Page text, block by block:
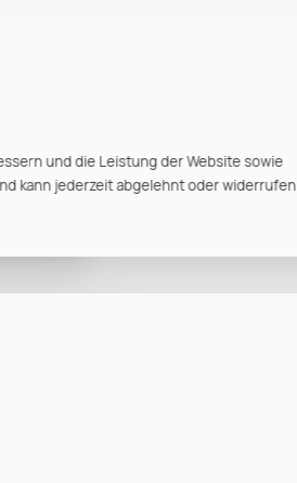
und die Leistung der Website sowie
kann jederzeit abgelehnt oder widerrufen